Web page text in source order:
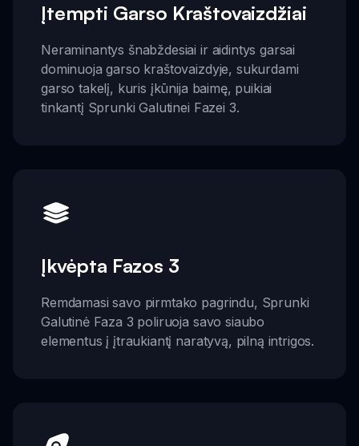
Įtempti Garso Kraštovaizdžiai
Neraminantys šnabždesiai ir aidintys garsai
dominuoja garso kraštovaizdyje, sukurdami
garso takelį, kuris įkūnija baimę, puikiai
tinkantį Sprunki Galutinei Fazei 3.
Įkvėpta Fazos 3
Remdamasi savo pirmtako pagrindu, Sprunki
Galutinė Faza 3 poliruoja savo siaubo
elementus į įtraukiantį naratyvą, pilną intrigos.